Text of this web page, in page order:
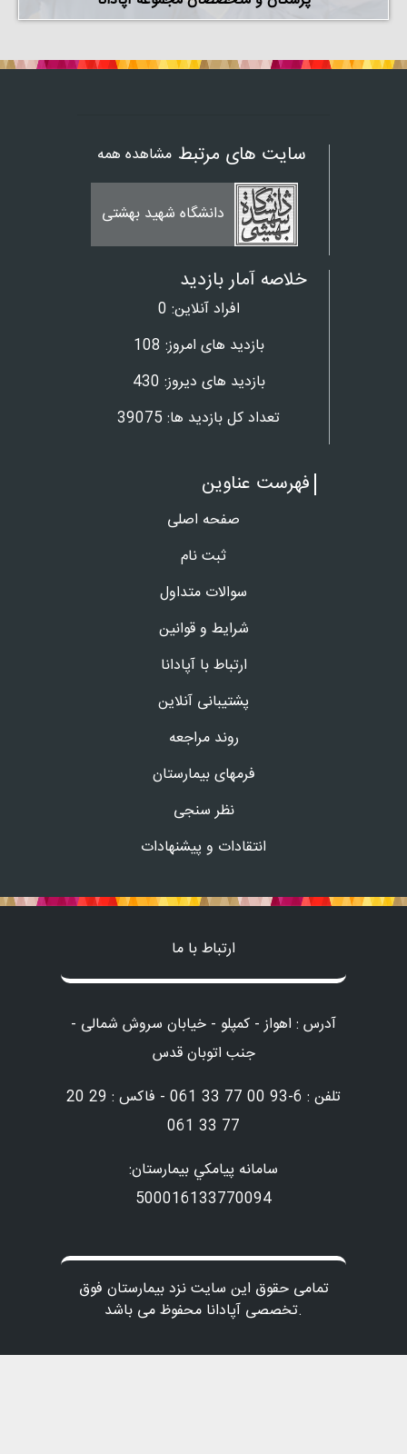
سایت های مرتبط مشاهده همه
دانشگاه شهید بهشتی
خلاصه آمار بازدید
افراد آنلاین: 0
بازدید های امروز: 108
بازدید های دیروز: 430
تعداد کل بازدید ها:39075
فهرست عناوین
صفحه اصلی
ثبت نام
سوالات متداول
شرایط و قوانین
ارتباط با آپادانا
پشتیبانی آنلاین
روند مراجعه
فرمهای بیمارستان
نظر سنجی
انتقادات و پیشنهادات
ارتباط با ما
آدرس : اهواز - کمپلو - خیابان سروش شمالی -
جنب اتوبان قدس
تلفن : 6-93 00 77 33 061 - فاکس : 29 20
77 33 061
سامانه پيامكي بيمارستان:
500016133770094
تمامی حقوق این سایت نزد بیمارستان فوق
تخصصی آپادانا محفوظ می باشد.